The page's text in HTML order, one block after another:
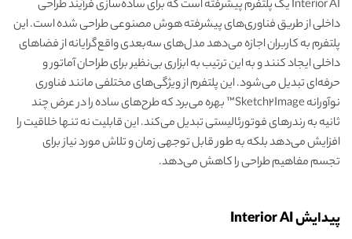
Interior AI یک پلتفرم پیشرفته است که برای ساده‌سازی فرآیند طراحی
داخلی از طریق فناوری‌های پیشرفته هوش مصنوعی طراحی شده است. این
پلتفرم به کاربران اجازه می‌دهد مدل‌های سه‌بعدی واقع‌گرایانه از فضاهای
داخلی ایجاد کنند و به این ترتیب به ابزاری بی‌نظیر برای طراحان آماتور و
حرفه‌ای تبدیل می‌شود. این پلتفرم از ویژگی‌های مختلفی مانند فناوری
نوآورانه Sketch2Image™ بهره می‌برد که طرح‌های ساده را در عرض چند
ثانیه به رندرهای فوتورئالیستی تبدیل می‌کند. این قابلیت نه تنها خلاقیت را
افزایش می‌دهد بلکه به طور قابل توجهی زمان و تلاش مورد نیاز برای
تجسم مفاهیم طراحی را کاهش می‌دهد.
پیدایش Interior AI